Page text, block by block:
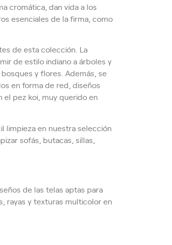
cromática, dan vida a los
esenciales de la firma, como
de esta colección. La
de estilo indiano a árboles y
y flores. Además, se
en forma de red, diseños
el pez koi, muy querido en
limpieza en nuestra selección
sofás, butacas, sillas,
de las telas aptas para
rayas y texturas multicolor en